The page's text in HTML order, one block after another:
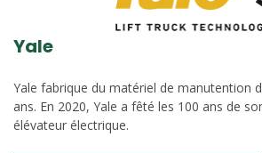
Yale
Yale fabrique du matériel de manutention
ans. En 2020, Yale a fêté les 100 ans de
élévateur électrique.